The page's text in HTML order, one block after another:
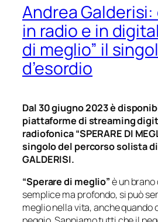
Andrea
in radio e in
di meglio” il
d’esordio
Dal 30 giugno 2023 è
piattaforme di streaming
radiofonica “SPERARE DI
singolo del percorso solista di
GALDERISI.
“Sperare di meglio”è un
semplice ma profondo, si può
meglio nella vita, anche quando